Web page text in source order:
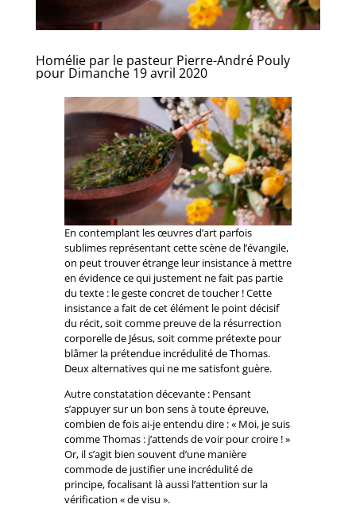
Homélie par le pasteur Pierre-André Pouly
pour Dimanche 19 avril 2020
En contemplant les œuvres d’art parfois
sublimes représentant cette scène de l’évangile,
on peut trouver étrange leur insistance à mettre
en évidence ce qui justement ne fait pas partie
du texte : le geste concret de toucher ! Cette
insistance a fait de cet élément le point décisif
du récit, soit comme preuve de la résurrection
corporelle de Jésus, soit comme prétexte pour
blâmer la prétendue incrédulité de Thomas.
Deux alternatives qui ne me satisfont guère.
Autre constatation décevante : Pensant
s’appuyer sur un bon sens à toute épreuve,
combien de fois ai-je entendu dire : « Moi, je suis
comme Thomas : j’attends de voir pour croire ! »
Or, il s’agit bien souvent d’une manière
commode de justifier une incrédulité de
principe, focalisant là aussi l’attention sur la
vérification « de visu ».